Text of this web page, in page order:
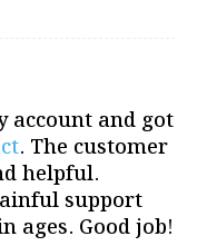
account and got
. The customer
helpful.
support
ages. Good job!